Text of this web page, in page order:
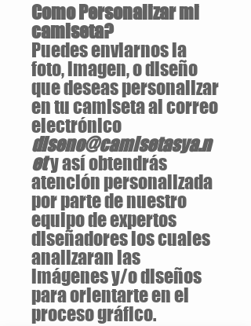
Como Personalizar mi
camiseta?
Puedes enviarnos la
foto, imagen, o diseño
que deseas personalizar
en tu camiseta al correo
electrónico
diseno@camisetasya.n
ety así obtendrás
atención personalizada
por parte de nuestro
equipo de expertos
diseñadores los cuales
analizaran las
imágenes y/o diseños
para orientarte en el
proceso gráfico.